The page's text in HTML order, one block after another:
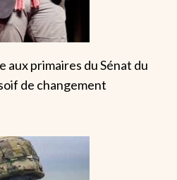
aux primaires du Sénat du
de changement